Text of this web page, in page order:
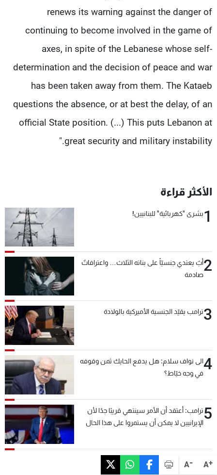
A+
A-
renews its warning against the danger of
continuing to become involved in the game of
axes, in spite of the Lebanese whose self-
determination and the decision of peace and war
has been taken away from them. The Kataeb
questions the absence, or at best the delay, of an
official State position. (...) This puts Lebanon at
great security and military instability."
الأكثر قراءة
1بشرى "كهربائية" للبنانيين!
2أبٌ يعتدي جنسيّاً على بناته الثلاث… واعترافاتٌ
صادمة
3ترامب يقيّد الجنسية الأميركية بالولادة
4الى نواف سلام: هل يدفع الحايك ثمن وقوفه
في وجه خيّاط؟
5ترامب: أعتقد أن الأمر سينتهي قريبًا جدًا لأن
الإيرانيين لا يمكن أن يستمروا على هذا الحال